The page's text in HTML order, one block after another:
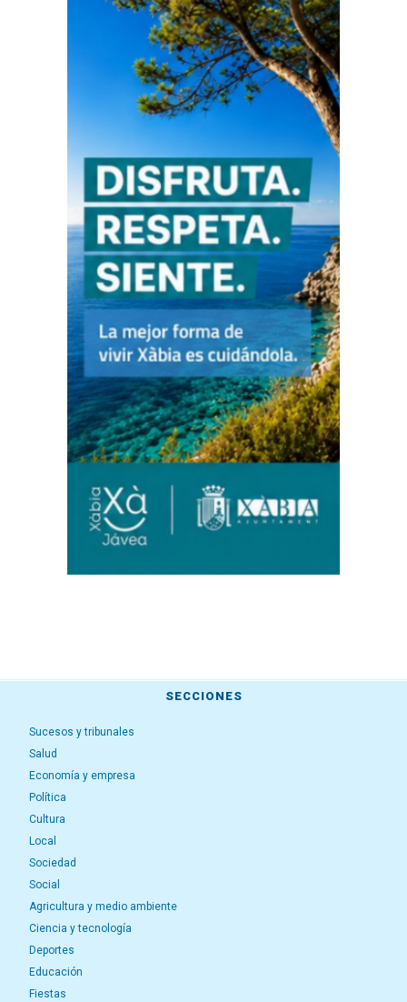
SECCIONES
Sucesos y tribunales
Salud
Economía y empresa
Política
Cultura
Local
Sociedad
Social
Agricultura y medio ambiente
Ciencia y tecnología
Deportes
Educación
Fiestas